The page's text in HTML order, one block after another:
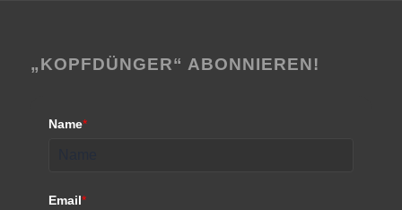
„KOPFDÜNGER“ ABONNIEREN!
Name*
Email*